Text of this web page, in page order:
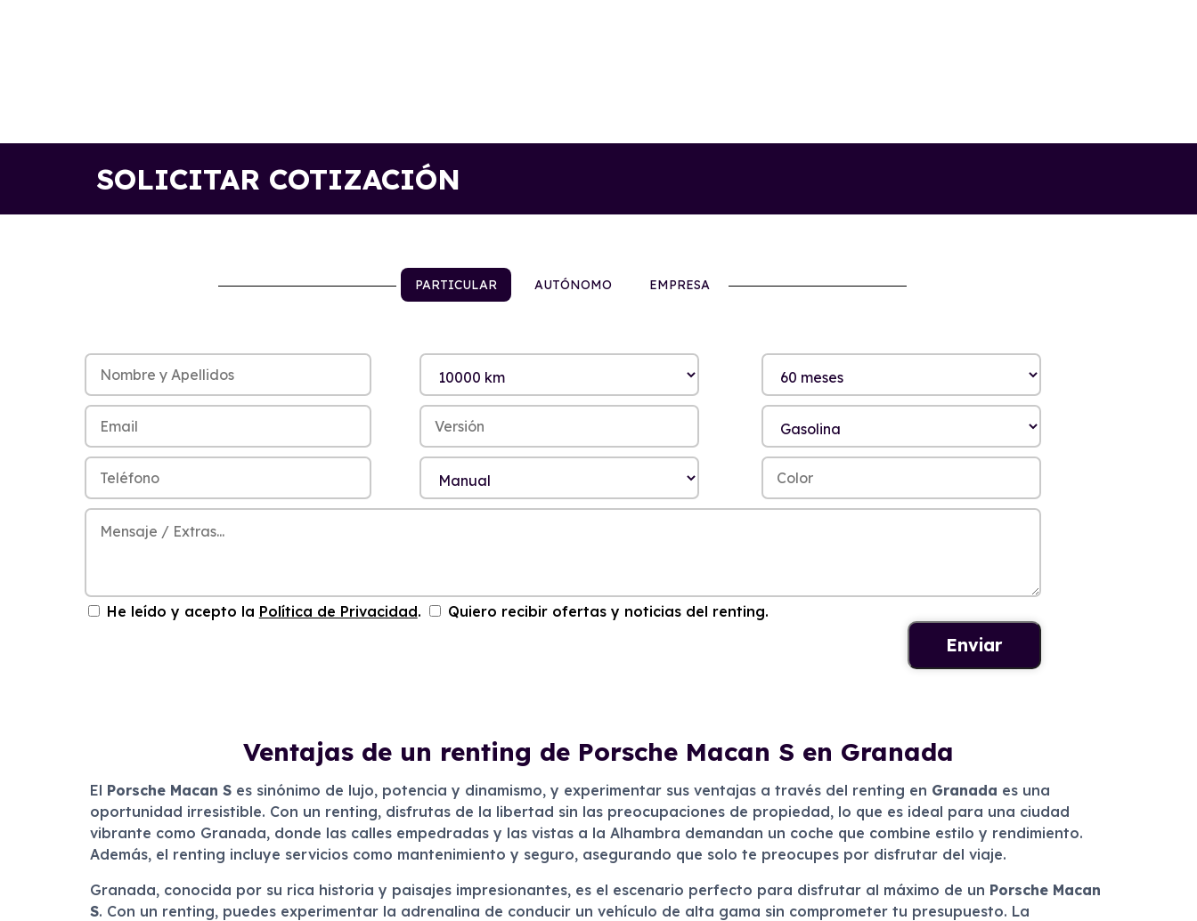
SOLICITAR COTIZACIÓN
PARTICULAR AUTÓNOMO EMPRESA
He leído y acepto la Política de Privacidad. Quiero recibir ofertas y noticias del renting.
Ventajas de un renting de Porsche Macan S en Granada
El Porsche Macan Ses sinónimo de lujo, potencia y dinamismo, y experimentar sus ventajas a través del renting en Granada es una
oportunidad irresistible. Con un renting, disfrutas de la libertad sin las preocupaciones de propiedad, lo que es ideal para una ciudad
vibrante como Granada, donde las calles empedradas y las vistas a la Alhambra demandan un coche que combine estilo y rendimiento.
Además, el renting incluye servicios como mantenimiento y seguro, asegurando que solo te preocupes por disfrutar del viaje.
Granada, conocida por su rica historia y paisajes impresionantes, es el escenario perfecto para disfrutar al máximo de un Porsche Macan
S. Con un renting, puedes experimentar la adrenalina de conducir un vehículo de alta gama sin comprometer tu presupuesto. La